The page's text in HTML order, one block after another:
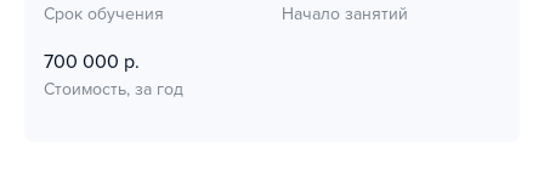
Срок обучения Начало занятий
700 000 р.
Стоимость, за год